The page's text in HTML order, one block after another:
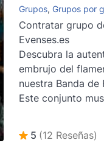
Grupos, Grupos por
Contratar grupo
Evenses.es
Descubra la
embrujo del
nuestra Banda de
Este conjunto
pasió...
5 (12 Reseñas)